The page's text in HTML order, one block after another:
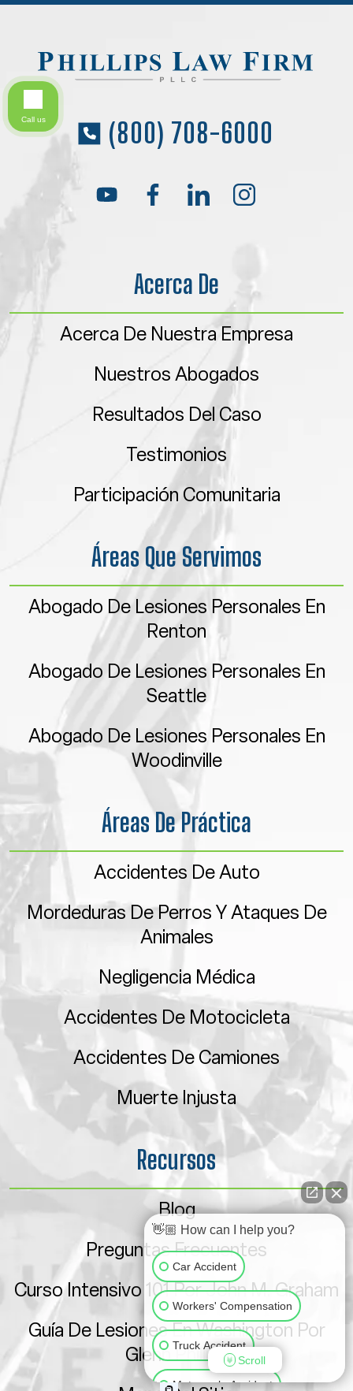
(800) 708-6000
Acerca De
Acerca De Nuestra Empresa
Nuestros Abogados
Resultados Del Caso
Testimonios
Participación Comunitaria
Áreas Que Servimos
Abogado De Lesiones Personales En
Renton
Abogado De Lesiones Personales En
Seattle
Abogado De Lesiones Personales En
Woodinville
Áreas De Práctica
Accidentes De Auto
Mordeduras De Perros Y Ataques De
Animales
Negligencia Médica
Accidentes De Motocicleta
Accidentes De Camiones
Muerte Injusta
Recursos
Blog
Preguntas Frecuentes
Curso Intensivo 101 Por John M. Graham
Guía De Lesiones En Washington Por
Glenn Phillips
👋🏼 How can I help you?
Car Accident
Workers' Compensation
Truck Accident
Motorcycle Accident
Scroll
Call us